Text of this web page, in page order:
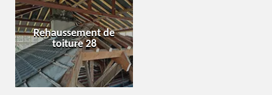
Rehaussement de
toiture 28